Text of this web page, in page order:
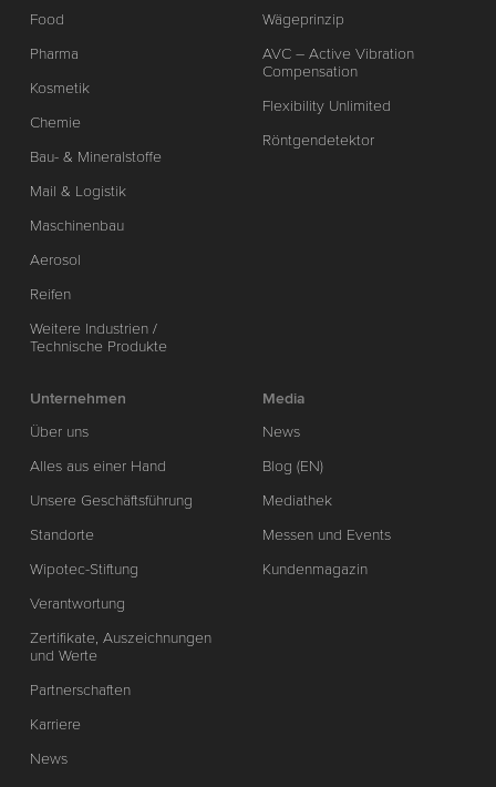
Food
Pharma
Kosmetik
Chemie
Bau- & Mineralstoffe
Mail & Logistik
Maschinenbau
Aerosol
Reifen
Weitere Industrien /
Technische Produkte
Wägeprinzip
AVC – Active Vibration
Compensation
Flexibility Unlimited
Röntgendetektor
Unternehmen
Über uns
Alles aus einer Hand
Unsere Geschäftsführung
Standorte
Wipotec-Stiftung
Verantwortung
Zertifikate, Auszeichnungen
und Werte
Partnerschaften
Karriere
News
Media
News
Blog (EN)
Mediathek
Messen und Events
Kundenmagazin